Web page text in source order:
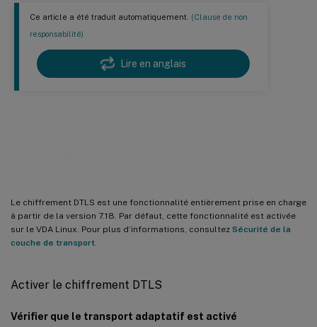
Ce article a été traduit automatiquement. (Clause de non
responsabilité)
Lire en anglais
Le chiffrement DTLS est une fonctionnalité entièrement prise en charge
à partir de la version 7.18. Par défaut, cette fonctionnalité est activée
sur le VDA Linux. Pour plus d’informations, consultez Sécurité de la
couche de transport
Activer le chiffrement DTLS
Vérifier que le transport adaptatif est activé